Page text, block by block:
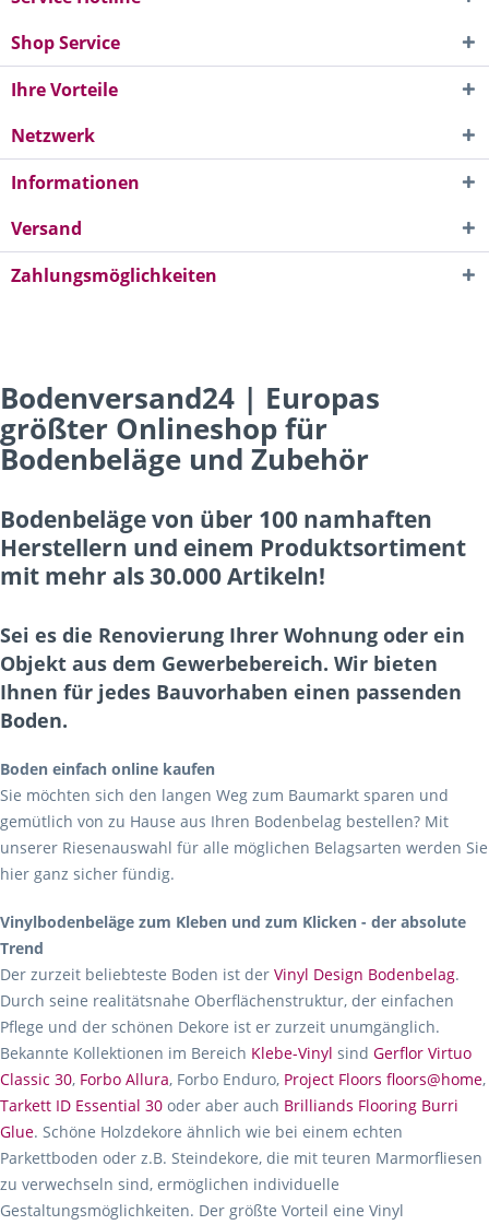
Shop Service
Ihre Vorteile
Netzwerk
Informationen
Versand
Zahlungsmöglichkeiten
Bodenversand24 | Europas
größter Onlineshop für
Bodenbeläge und Zubehör
Bodenbeläge von über 100 namhaften
Herstellern und einem Produktsortiment
mit mehr als 30.000 Artikeln!
Sei es die Renovierung Ihrer Wohnung oder ein
Objekt aus dem Gewerbebereich. Wir bieten
Ihnen für jedes Bauvorhaben einen passenden
Boden.
Boden einfach online kaufen
Sie möchten sich den langen Weg zum Baumarkt sparen und
gemütlich von zu Hause aus Ihren Bodenbelag bestellen? Mit
unserer Riesenauswahl für alle möglichen Belagsarten werden Sie
hier ganz sicher fündig.
Vinylbodenbeläge zum Kleben und zum Klicken - der absolute
Trend
Der zurzeit beliebteste Boden ist der Vinyl Design Bodenbelag.
Durch seine realitätsnahe Oberflächenstruktur, der einfachen
Pflege und der schönen Dekore ist er zurzeit unumgänglich.
Bekannte Kollektionen im Bereich Klebe-Vinyl sind Gerflor Virtuo
Classic 30, Forbo Allura, Forbo Enduro, Project Floors floors@home,
Tarkett ID Essential 30 oder aber auch Brilliands Flooring Burri
Glue. Schöne Holzdekore ähnlich wie bei einem echten
Parkettboden oder z.B. Steindekore, die mit teuren Marmorfliesen
zu verwechseln sind, ermöglichen individuelle
Gestaltungsmöglichkeiten. Der größte Vorteil eine Vinyl